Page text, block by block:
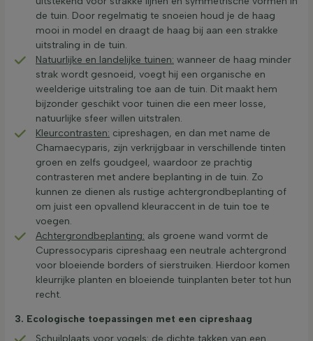
de tuin. Door regelmatig te snoeien houd je de haag
mooi in model en draagt de haag bij aan een strakke
uitstraling in de tuin.
Natuurlijke en landelijke tuinen: wanneer de haag minder
strak wordt gesnoeid, voegt hij een organische en
weelderige uitstraling toe aan de tuin. Dit maakt hem
bijzonder geschikt voor tuinen die een meer losse,
natuurlijke sfeer willen uitstralen.
Kleurcontrasten: cipreshagen, en dan met name de
Chamaecyparis, zijn verkrijgbaar in verschillende tinten
groen en zelfs goudgeel, waardoor ze prachtig
contrasteren met andere beplanting in de tuin. Zo
kunnen ze dienen als rustige achtergrondbeplanting of
om juist een opvallend kleuraccent in de tuin toe te
voegen.
Achtergrondbeplanting: als groene wand vormt de
Cupressocyparis cipreshaag een neutrale achtergrond
voor bloeiende borders of sierstruiken. Hierdoor komen
kleurrijke planten en bloeiende tuinplanten beter tot hun
recht.
3. Ecologische toepassingen met een cipreshaag
Schuilplaats voor vogels: de dichte takken van een